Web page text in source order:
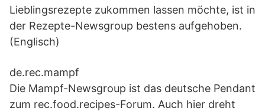
Lieblingsrezepte zukommen lassen möchte, ist in
der Rezepte-Newsgroup bestens aufgehoben.
(Englisch)
de.rec.mampf
Die Mampf-Newsgroup ist das deutsche Pendant
zum rec.food.recipes-Forum. Auch hier dreht